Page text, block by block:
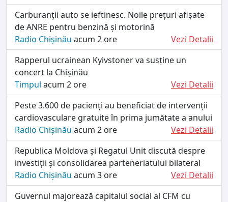
Carburanții auto se ieftinesc. Noile prețuri afișate
de ANRE pentru benzină și motorină
Radio Chișinău acum 2 ore
Vezi Detalii
Rapperul ucrainean Kyivstoner va susține un
concert la Chișinău
Timpul acum 2 ore
Vezi Detalii
Peste 3.600 de pacienți au beneficiat de intervenții
cardiovasculare gratuite în prima jumătate a anului
Radio Chișinău acum 2 ore
Vezi Detalii
Republica Moldova și Regatul Unit discută despre
investiții și consolidarea parteneriatului bilateral
Radio Chișinău acum 3 ore
Vezi Detalii
Guvernul majorează capitalul social al CFM cu